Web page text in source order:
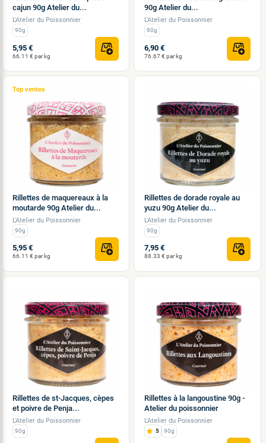
cajun 90g Atelier du...
L'Atelier du Poissonnier
90g
5,95 €
66.11 € par kg
90g Atelier du...
L'Atelier du Poissonnier
90g
6,90 €
76.67 € par kg
Top ventes
Rillettes de maquereaux à la
moutarde 90g Atelier du...
L'Atelier du Poissonnier
90g
5,95 €
66.11 € par kg
Rillettes de dorade royale au
yuzu 90g Atelier du...
L'Atelier du Poissonnier
90g
7,95 €
88.33 € par kg
Rillettes de st-Jacques, cèpes
et poivre de Penja...
L'Atelier du Poissonnier
90g
Rillettes à la langoustine 90g -
Atelier du poissonnier
L'Atelier du Poissonnier
5 90g